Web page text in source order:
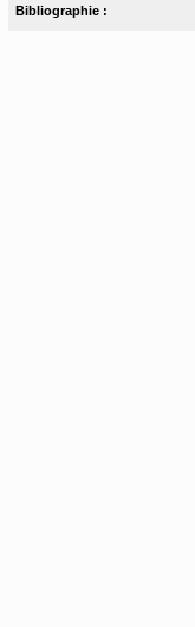
Bibliographie :